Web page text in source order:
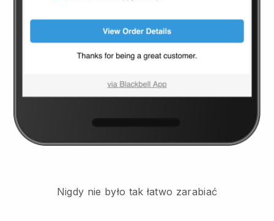
Nigdy nie było tak łatwo zarabiać